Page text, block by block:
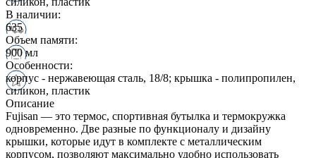
В наличии:
635
Объем памяти:
900 мл
Особенности:
корпус - нержавеющая сталь, 18/8; крышка - полипропилен,
силикон, пластик
Описание
Fujisan — это термос, спортивная бутылка и термокружка
одновременно. Две разные по функционалу и дизайну
крышки, которые идут в комплекте с металлическим
корпусом, позволяют максимально удобно использовать